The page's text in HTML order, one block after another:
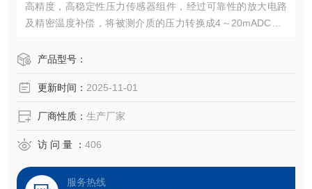
高精度，高稳定性压力传感器组件，经过可靠性的放大电路
及精密温度补偿，将被测介质的压力转换成4～20mADC、0
感器、封装技术以及*的装配工艺确保了该产品的优异质量和
产品型号：
更新时间： 2025-11-01
厂商性质： 生产厂家
访 问 量 ： 406
服务热线